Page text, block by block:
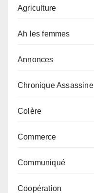
Agriculture
Ah les femmes
Annonces
Chronique Assassine
Colère
Commerce
Communiqué
Coopération